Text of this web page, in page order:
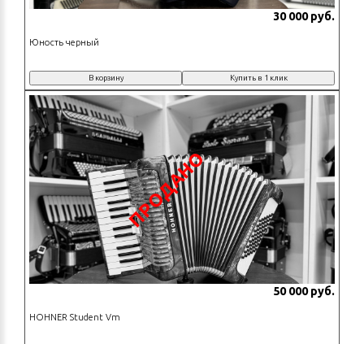
30 000 руб.
Юность черный
В корзину Купить в 1 клик
50 000 руб.
HOHNER Student Vm
ПРОДАНО